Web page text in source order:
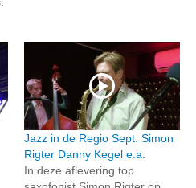
Jazz in de Regio Sept. Simon
Rigter Danny Kegel e.a.
In deze aflevering top